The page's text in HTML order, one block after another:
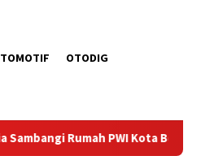
OTODIG
Rumah PWI Kota Bogor